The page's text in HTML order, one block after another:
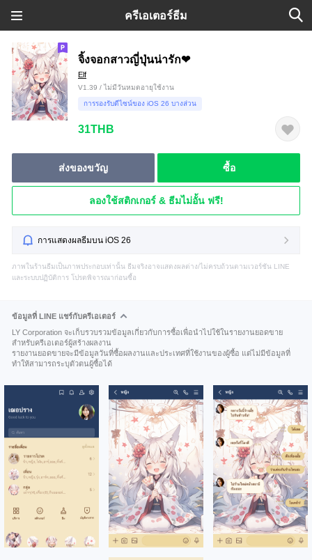
ครีเอเตอร์ธีม
จิ้งจอกสาวญี่ปุ่นน่ารัก❤
Elf
V1.39 / ไม่มีวันหมดอายุใช้งาน
การรองรับดีไซน์ของ iOS 26 บางส่วน
31THB
ส่งของขวัญ ซื้อ
ลองใช้สติกเกอร์ & ธีมไม่อั้น ฟรี!
การแสดงผลธีมบน iOS 26
ภาพในร้านธีมเป็นภาพประกอบเท่านั้น ธีมจริงอาจแสดงผลต่าง/ไม่ครบถ้วนตามเวอร์ชัน LINE
และระบบปฏิบัติการ โปรดพิจารณาก่อนซื้อ
ข้อมูลที่ LINE แชร์กับครีเอเตอร์
LY Corporation จะเก็บรวบรวมข้อมูลเกี่ยวกับการซื้อเพื่อนำไปใช้ในรายงานยอดขาย
สำหรับครีเอเตอร์ผู้สร้างผลงาน
รายงานยอดขายจะมีข้อมูลวันที่ซื้อผลงานและประเทศที่ใช้งานของผู้ซื้อ แต่ไม่มีข้อมูลที่
ทำให้สามารถระบุตัวตนผู้ซื้อได้